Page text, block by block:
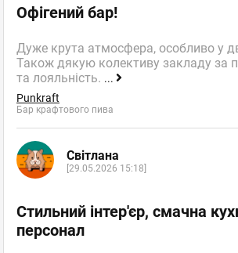
Офігений бар!
Дуже крута атмосфера, особливо у
Також дякую колективу закладу за
та лояльність. ...
Punkraft
Бар крафтового пива
Світлана
[29.05.2026 15:18]
Стильний інтер'єр, смачна
персонал